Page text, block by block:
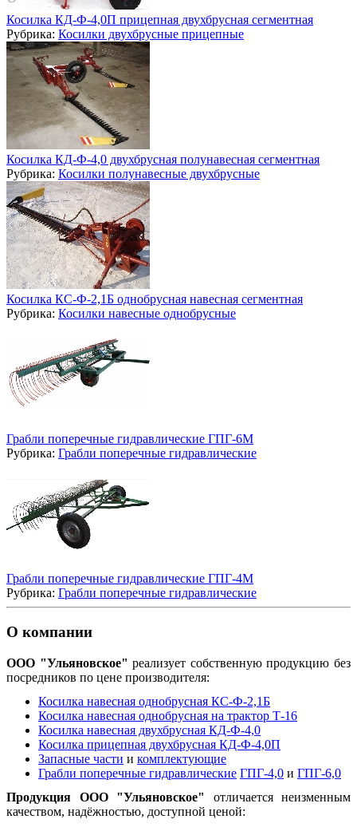
Косилка КД-Ф-4,0П прицепная двухбрусная сегментная
Рубрика: Косилки двухбрусные прицепные
Косилка КД-Ф-4,0 двухбрусная полунавесная сегментная
Рубрика: Косилки полунавесные двухбрусные
Косилка КС-Ф-2,1Б однобрусная навесная сегментная
Рубрика: Косилки навесные однобрусные
Грабли поперечные гидравлические ГПГ-6М
Рубрика: Грабли поперечные гидравлические
Грабли поперечные гидравлические ГПГ-4М
Рубрика: Грабли поперечные гидравлические
О компании
ООО "Ульяновское" реализует собственную продукцию без
посредников по цене производителя:
Косилка навесная однобрусная КС-Ф-2,1Б
Косилка навесная однобрусная на трактор Т-16
Косилка навесная двухбрусная КД-Ф-4,0
Косилка прицепная двухбрусная КД-Ф-4,0П
Запасные части и комплектующие
Грабли поперечные гидравлические ГПГ-4,0 и ГПГ-6,0
Продукция ООО "Ульяновское"
отличается неизменным
качеством, надёжностью, доступной ценой: